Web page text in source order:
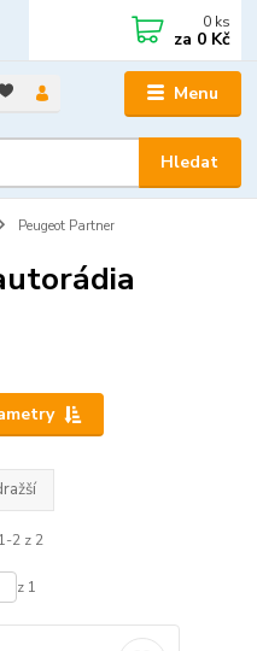
Menu
Hledat
0 ks
za 0 Kč
Peugeot Partner
2 z 2
z 1